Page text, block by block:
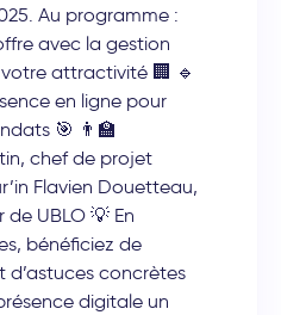
Au programme :
avec la gestion
attractivité 🏢 🔹
en ligne pour
🎯 👨‍🏫
chef de projet
Flavien Douetteau,
UBLO 💡 En
bénéficiez de
d’astuces concrètes
digitale un